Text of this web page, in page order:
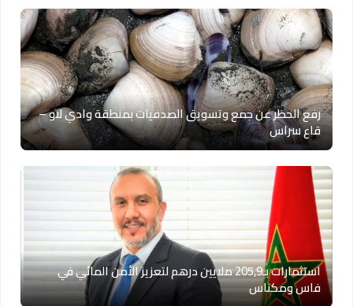
رفع الحظر عن جمع وتسويق الصدفيات بمنطقة وادي لاو –
قاع سراس
استثمارات بـ205,9 ملايين درهم لتعزيز الأمن المائي في
فاس ومكناس